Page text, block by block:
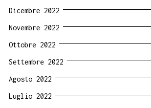
Dicembre 2022
Novembre 2022
Ottobre 2022
Settembre 2022
Agosto 2022
Luglio 2022